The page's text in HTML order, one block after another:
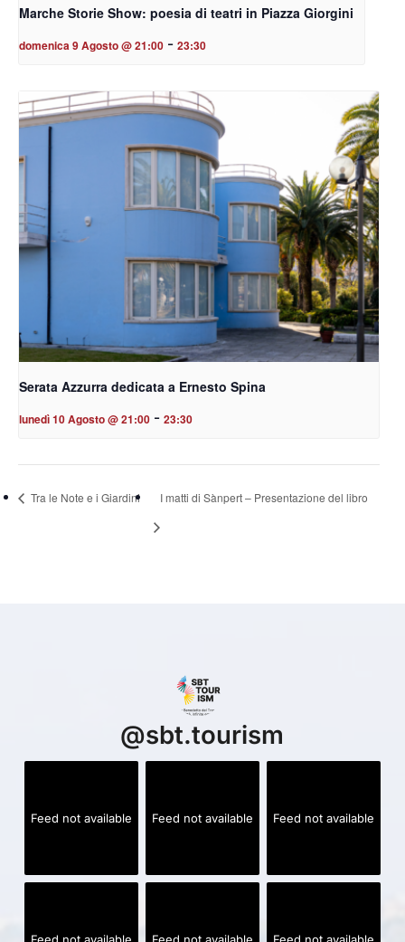
Marche Storie Show: poesia di teatri in Piazza Giorgini
domenica 9 Agosto @ 21:00 - 23:30
Serata Azzurra dedicata a Ernesto Spina
lunedì 10 Agosto @ 21:00 - 23:30
Tra le Note e i Giardini I matti di Sànpert – Presentazione del libro
@sbt.tourism
Feed not available Feed not available Feed not available